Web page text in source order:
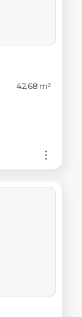
42,68 m²